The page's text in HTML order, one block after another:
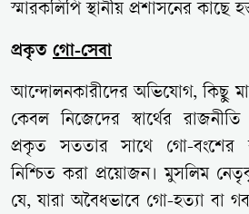
স্মারকলিপি স্থানীয় প্রশাসনের কাছে
প্রকৃত গো-সেবা
আন্দোলনকারীদের অভিযোগ, কিছু
কেবল নিজেদের স্বার্থের
প্রকৃত সততার সাথে গো-বংশের
নিশ্চিত করা প্রয়োজন। মুসলিম
যে, যারা অবৈধভাবে গো-হত্যা বা